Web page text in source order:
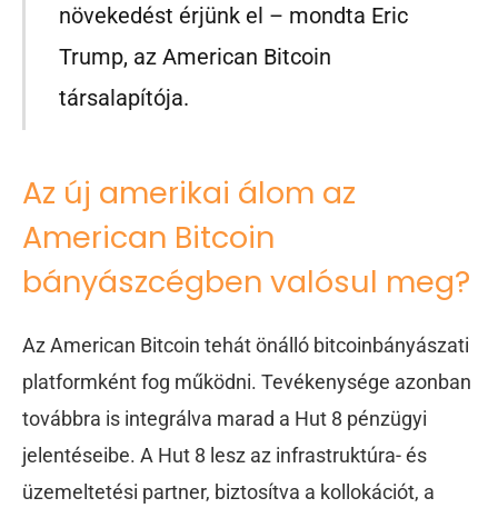
növekedést érjünk el – mondta Eric
Trump, az American Bitcoin
társalapítója.
Az új amerikai álom az
American Bitcoin
bányászcégben valósul meg?
Az American Bitcoin tehát önálló bitcoinbányászati
platformként fog működni. Tevékenysége azonban
továbbra is integrálva marad a Hut 8 pénzügyi
jelentéseibe. A Hut 8 lesz az infrastruktúra- és
üzemeltetési partner, biztosítva a kollokációt, a